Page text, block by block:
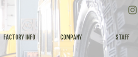
FACTORY INFO COMPANY STAFF